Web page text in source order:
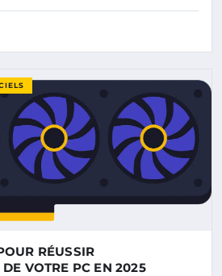
RÉUSSIR
DE VOTRE PC EN 2025